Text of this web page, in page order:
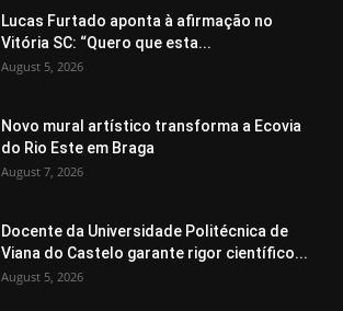
Lucas Furtado aponta à afirmação no
Vitória SC: “Quero que esta...
August 5, 2026
Novo mural artístico transforma a Ecovia
do Rio Este em Braga
August 7, 2026
Docente da Universidade Politécnica de
Viana do Castelo garante rigor científico...
August 5, 2026